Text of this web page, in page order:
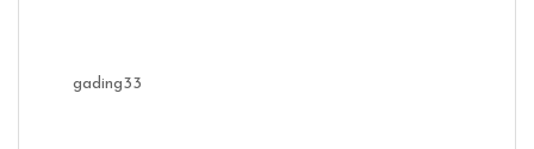
gading33